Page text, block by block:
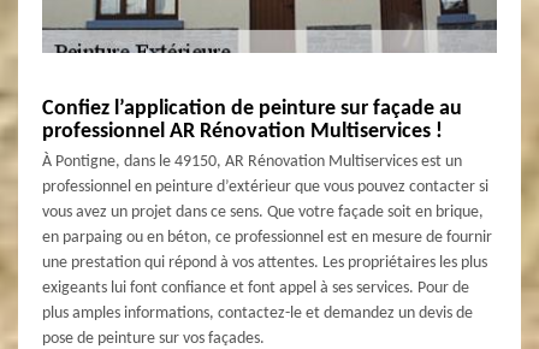
Confiez l’application de peinture sur façade au
professionnel AR Rénovation Multiservices !
À Pontigne, dans le 49150, AR Rénovation Multiservices est un
professionnel en peinture d’extérieur que vous pouvez contacter si
vous avez un projet dans ce sens. Que votre façade soit en brique,
en parpaing ou en béton, ce professionnel est en mesure de fournir
une prestation qui répond à vos attentes. Les propriétaires les plus
exigeants lui font confiance et font appel à ses services. Pour de
plus amples informations, contactez-le et demandez un devis de
pose de peinture sur vos façades.